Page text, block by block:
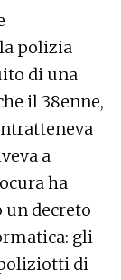
polizia
di una
il 38enne,
a
ha
un decreto
gli
di